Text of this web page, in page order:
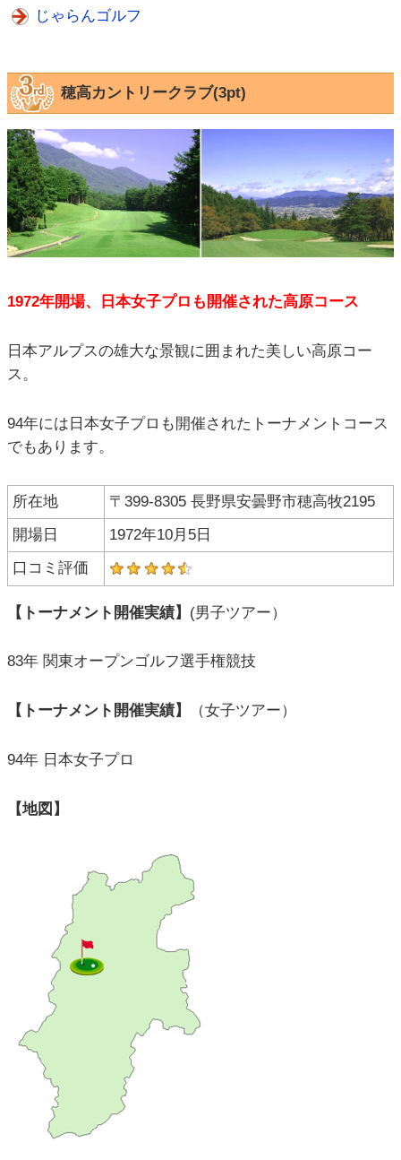
じゃらんゴルフ
穂高カントリークラブ(3pt)
1972年開場、日本女子プロも開催された高原コース
日本アルプスの雄大な景観に囲まれた美しい高原コー
ス。
94年には日本女子プロも開催されたトーナメントコース
でもあります。
所在地
〒399-8305 長野県安曇野市穂高牧2195
開場日
1972年10月5日
口コミ評価
【トーナメント開催実績】 (男子ツアー）
83年 関東オープンゴルフ選手権競技
【トーナメント開催実績】 （女子ツアー）
94年 日本女子プロ
【地図】